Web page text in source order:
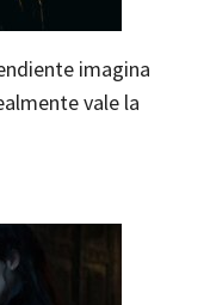
imagina
vale la